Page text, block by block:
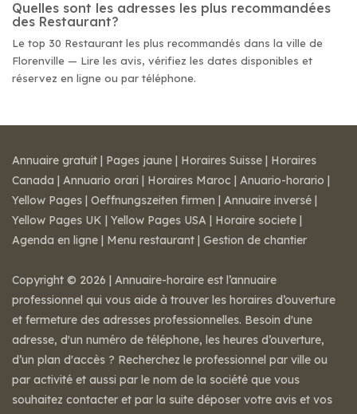
Quelles sont les adresses les plus recommandées
des Restaurant?
Le top 30 Restaurant les plus recommandés dans la ville de
Florenville — Lire les avis, vérifiez les dates disponibles et
réservez en ligne ou par téléphone.
Annuaire gratuit | Pages jaune | Horaires Suisse | Horaires
Canada | Annuario orari | Horaires Maroc | Anuario-horario |
Yellow Pages | Oeffnungszeiten firmen | Annuaire inversé |
Yellow Pages UK | Yellow Pages USA | Horaire societe |
Agenda en ligne | Menu restaurant | Gestion de chantier
Copyright © 2026 | Annuaire-horaire est l’annuaire
professionnel qui vous aide à trouver les horaires d’ouverture
et fermeture des adresses professionnelles. Besoin d'une
adresse, d'un numéro de téléphone, les heures d’ouverture,
d’un plan d'accès ? Recherchez le professionnel par ville ou
par activité et aussi par le nom de la société que vous
souhaitez contacter et par la suite déposer votre avis et vos